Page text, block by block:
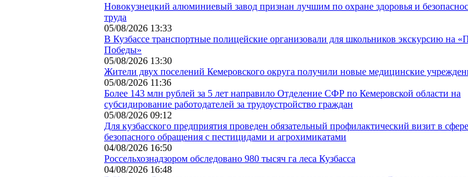
Новокузнецкий алюминиевый завод признан лучшим по охране здоровья и
труда
05/08/2026 13:33
В Кузбассе транспортные полицейские организовали для школьников экскурсию на
Победы»
05/08/2026 13:30
Жители двух поселений Кемеровского округа получили новые медицинские
05/08/2026 11:36
Более 143 млн рублей за 5 лет направило Отделение СФР по Кемеровской области на
субсидирование работодателей за трудоустройство граждан
05/08/2026 09:12
Для кузбасского предприятия проведен обязательный профилактический визит в сфере
безопасного обращения с пестицидами и агрохимикатами
04/08/2026 16:50
Россельхознадзором обследовано 980 тысяч га леса Кузбасса
04/08/2026 16:48